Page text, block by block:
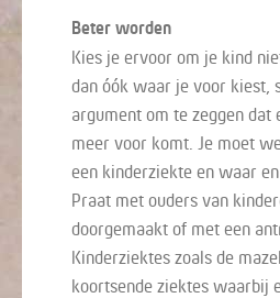
Beter worden
Kies je ervoor om je kind
dan óók waar je voor kiest,
argument om te zeggen dat
meer voor komt. Je moet
een kinderziekte en waar
Praat met ouders van
doorgemaakt of met een
Kinderziektes zoals de
koortsende ziektes waarbij